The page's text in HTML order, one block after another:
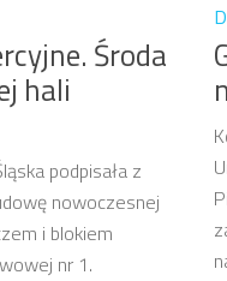
Środa
hali
podpisała z
nowoczesnej
i blokiem
nr 1.